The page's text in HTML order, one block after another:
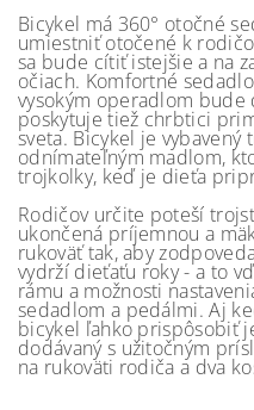
Bicykel má 360° otočné
umiestniť otočené k
sa bude cítiť istejšie a na
očiach. Komfortné
vysokým operadlom
poskytuje tiež chrbtici
sveta. Bicykel je
odnímateľným madlom,
trojkolky, keď je dieťa
Rodičov určite poteší
ukončená príjemnou a
rukoväť tak, aby
vydrží dieťaťu roky - a to
rámu a možnosti
sedadlom a pedálmi. Aj
bicykel ľahko prispôsobiť
dodávaný s užitočným
na rukoväti rodiča a dva